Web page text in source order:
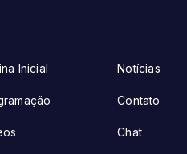
Inicial Notícias
Contato
Chat